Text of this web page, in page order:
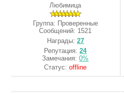
Любимица
Группа: Проверенные
Сообщений: 1521
Награды: 27
Репутация:24
Замечания:0%
Статус:offline